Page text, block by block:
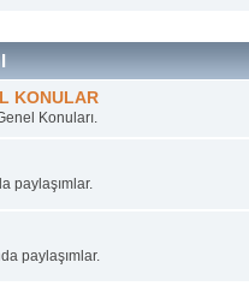
KONULAR
Konuları.
paylaşımlar.
paylaşımlar.